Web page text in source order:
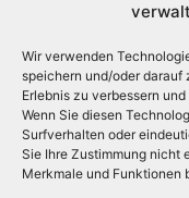
Wir verwenden
speichern und/oder darauf
Erlebnis zu verbessern
Wenn Sie diesen
Surfverhalten oder
Sie Ihre Zustimmung nicht
Merkmale und Funktionen
ABONNIEREN
Folge uns auf